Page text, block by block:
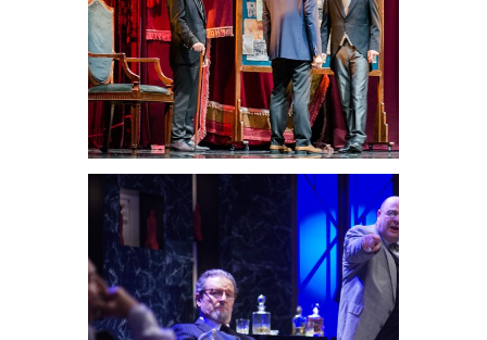
Holmes y el
destripador
Y no quedara
Teatrales